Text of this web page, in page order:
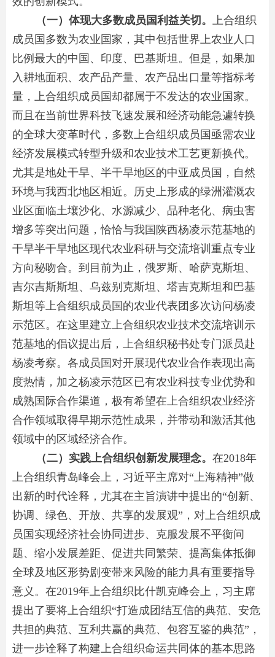
（一）体现大多数成员国利益关切。 上合组织
成员国多数为农业国家，其中包括世界上农业人口
比例最大的中国、印度、巴基斯坦。但是，如果加
入耕地面积、农产品产量、农产品出口量等指标考
量，上合组织成员国却都属于不发达的农业国家。
而且在当前世界科技飞速发展和经济动能急遽转换
的全球大变革时代，多数上合组织成员国亟需农业
经济发展模式转型升级和农业技术工艺更新换代。
尤其是地处干旱、半干旱地区的中亚成员国，自然
环境与我西北地区相近。历史上形成的绿洲灌溉农
业区面临土壤沙化、水源减少、品种老化、病虫害
增多等突出问题，恰恰与我国陕西杨凌示范基地的
干旱半干旱地区现代农业科研与交流培训重点专业
方向秘吻合。到目前为止，俄罗斯、哈萨克斯坦、
吉尔吉斯斯坦、乌兹别克斯坦、塔吉克斯坦和巴基
斯坦等上合组织成员国的农业代表团多次访问杨凌
示范区。在这里建立上合组织农业技术交流培训示
范基地的倡议提出后，上合组织秘书处专门派员赴
杨凌考察。各成员国对开展现代农业合作表现出高
度热情，加之杨凌示范区已有农业科技专业优势和
成熟国际合作渠道，极有希望在上合组织农业经济
合作领域取得早期示范性成果，并带动和激活其他
领域中的区域经济合作。
（二）实践上合组织创新发展理念。 在2018年
上合组织青岛峰会上，习近平主席对“上海精神”做
出新的时代诠释，尤其在主旨演讲中提出的“创新、
协调、绿色、开放、共享的发展观”，对上合组织成
员国实现经济社会协同进步、克服发展不平衡问
题、缩小发展差距、促进共同繁荣、提高集体抵御
全球及地区形势剧变带来风险的能力具有重要指导
意义。在2019年上合组织比什凯克峰会上，习主席
提出了要将上合组织“打造成团结互信的典范、安危
共担的典范、互利共赢的典范、包容互鉴的典范”，
进一步诠释了构建上合组织命运共同体的基本思路